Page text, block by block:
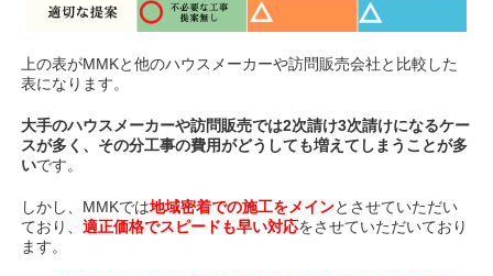
上の表がMMKと他のハウスメーカーや訪問販売会社と比較した
表になります。
大手のハウスメーカーや訪問販売では2次請け3次請けになるケー
スが多く、その分工事の費用がどうしても増えてしまうことが多
いです。
しかし、MMKでは地域密着での施工をメインとさせていただい
ており、適正価格でスピードも早い対応をさせていただいており
ます。